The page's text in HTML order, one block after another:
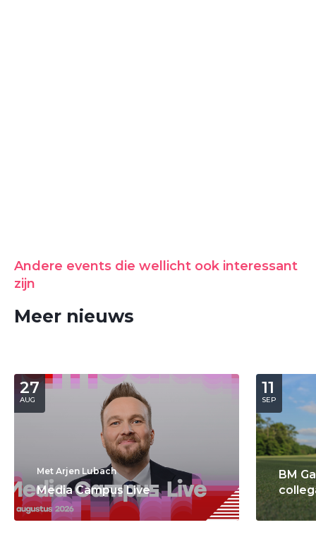
Andere events die wellicht ook interessant
zijn
Meer nieuws
27
AUG
Met Arjen Lubach
Media Campus Live
11
SEP
BM